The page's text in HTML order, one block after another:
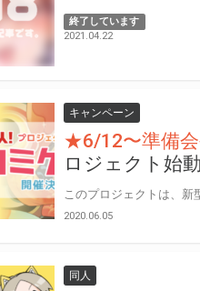
終了しています
2021.04.22
キャンペーン
★6/12〜準備
ロジェクト始動
2020.06.05
同人